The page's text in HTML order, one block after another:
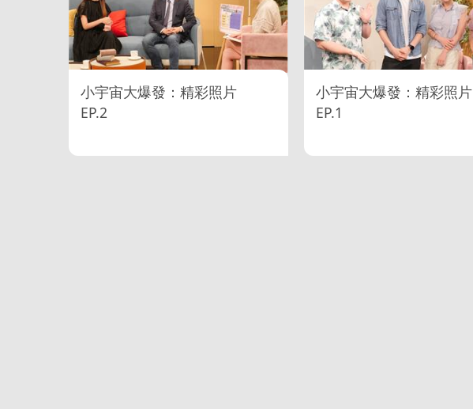
小宇宙大爆發：精彩照片
EP.2
小宇宙大爆發：精彩照片
EP.1